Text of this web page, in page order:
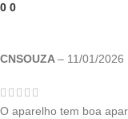
0 0
CNSOUZA– 11/01/2026
O aparelho tem boa